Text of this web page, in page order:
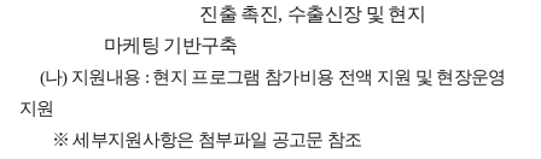
진출 촉진, 수출신장 및 현지
마케팅 기반구축
(나) 지원내용 : 현지 프로그램 참가비용 전액 지원 및 현장운영
지원
※세부지원사항은 첨부파일 공고문 참조